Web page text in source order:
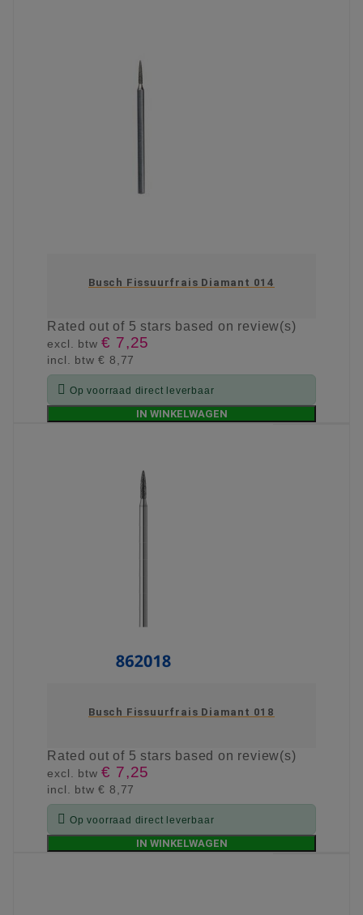
Busch Fissuurfrais Diamant 014
Ratedout of 5 stars based on review(s)
excl. btw€ 7,25
incl. btw€ 8,77
 Op voorraad direct leverbaar
IN WINKELWAGEN
Busch Fissuurfrais Diamant 018
Ratedout of 5 stars based on review(s)
excl. btw€ 7,25
incl. btw€ 8,77
 Op voorraad direct leverbaar
IN WINKELWAGEN